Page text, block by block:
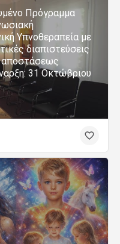
Πρόγραμμα
Υπνοθεραπεία με
διαπιστεύσεις
αποστάσεως
31 Οκτώβριου